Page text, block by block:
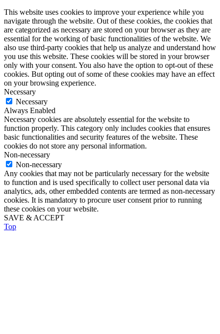
This website uses cookies to improve your experience while you
navigate through the website. Out of these cookies, the cookies that
are categorized as necessary are stored on your browser as they are
essential for the working of basic functionalities of the website. We
also use third-party cookies that help us analyze and understand how
you use this website. These cookies will be stored in your browser
only with your consent. You also have the option to opt-out of these
cookies. But opting out of some of these cookies may have an effect
on your browsing experience.
Necessary
Necessary
Always Enabled
Necessary cookies are absolutely essential for the website to
function properly. This category only includes cookies that ensures
basic functionalities and security features of the website. These
cookies do not store any personal information.
Non-necessary
Non-necessary
Any cookies that may not be particularly necessary for the website
to function and is used specifically to collect user personal data via
analytics, ads, other embedded contents are termed as non-necessary
cookies. It is mandatory to procure user consent prior to running
these cookies on your website.
SAVE & ACCEPT
Top